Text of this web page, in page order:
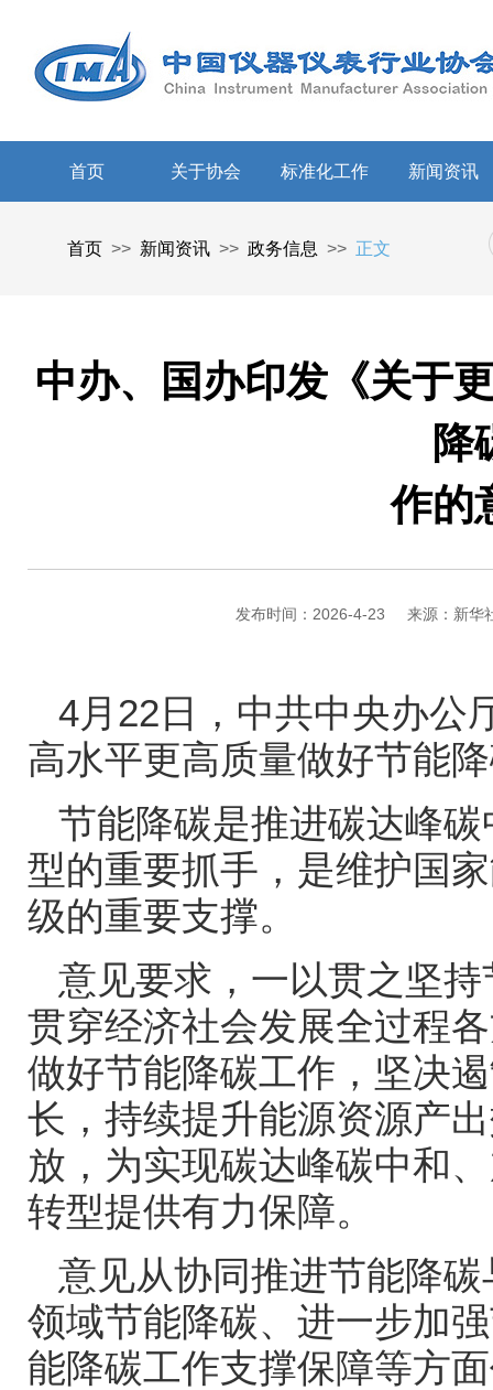
首页 关于协会 标准化工作 新闻资讯
首页 >> 新闻资讯 >> 政务信息 >> 正文
中办、国办印发《关于
降
作的
发布时间：2026-4-23 来源：新华
4月 22日，中共中央办公
高水平更高质量做好节能
节能降碳是推进碳达峰
型的重要抓手，是维护国
级的重要支撑。
意见要求，一以贯之坚
贯穿经济社会发展全过程
做好节能降碳工作，坚决
长，持续提升能源资源产
放，为实现碳达峰碳中和
转型提供有力保障。
意见从协同推进节能降
领域节能降碳、进一步加
能降碳工作支撑保障等方